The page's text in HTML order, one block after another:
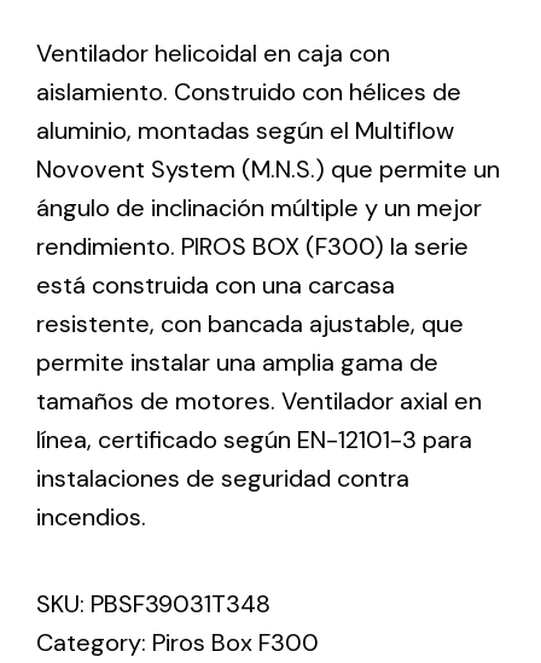
Ventilation
The incorporation of Novovent into the group
meant a greater offer of ventilation products for
different uses
Iluminación Solar
Variedad de soluciones solares para todo tipo
de necesidades.
Ventilador helicoidal en caja con
aislamiento. Construido con hélices de
aluminio, montadas según el Multiflow
Novovent System (M.N.S.) que permite un
ángulo de inclinación múltiple y un mejor
rendimiento. PIROS BOX (F300) la serie
está construida con una carcasa
resistente, con bancada ajustable, que
permite instalar una amplia gama de
tamaños de motores. Ventilador axial en
línea, certificado según EN-12101-3 para
instalaciones de seguridad contra
incendios.
SKU: PBSF39031T348
Category: Piros Box F300